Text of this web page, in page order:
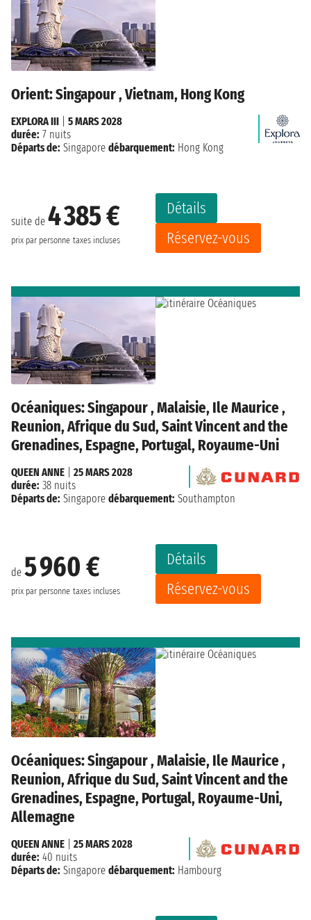
Orient: Singapour , Vietnam, Hong Kong
suite de 4 385 €
prix par personne taxes incluses
Détails
Réservez-vous
EXPLORA III
5 MARS 2028
durée: 7 nuits
Départs de: Singapore débarquement: Hong Kong
Océaniques: Singapour , Malaisie, Ile Maurice ,
Reunion, Afrique du Sud, Saint Vincent and the
Grenadines, Espagne, Portugal, Royaume-Uni
de 5 960 €
prix par personne taxes incluses
Détails
Réservez-vous
QUEEN ANNE
25 MARS 2028
durée: 38 nuits
Départs de: Singapore débarquement: Southampton
Océaniques: Singapour , Malaisie, Ile Maurice ,
Reunion, Afrique du Sud, Saint Vincent and the
Grenadines, Espagne, Portugal, Royaume-Uni,
Allemagne
QUEEN ANNE
25 MARS 2028
durée: 40 nuits
Départs de: Singapore débarquement: Hambourg